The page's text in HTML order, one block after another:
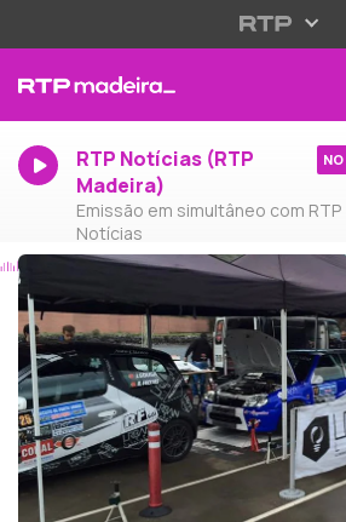
RTP Notícias (RTP
Madeira)
Emissão em simultâneo com RTP
Notícias